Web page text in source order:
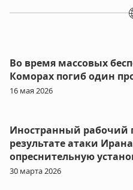
Во время массовых
Коморах погиб один
16 мая 2026
Иностранный рабочий
результате атаки
опреснительную
30 марта 2026